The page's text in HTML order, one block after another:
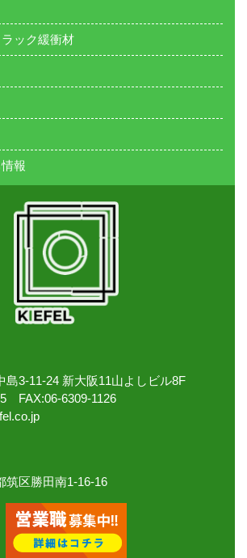
ック緩衝材
報
島3-11-24 新大阪11山よしビル8F
FAX:06-6309-1126
筑区勝田南1-16-16